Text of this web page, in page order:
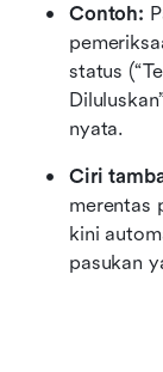
Contoh:
status
nyata.
Ciri
merentas
kini
pasukan